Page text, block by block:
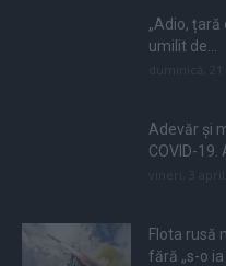
„Adio,
umilit de...
Adevăr și
COVID-19.
Flota rusă
fără „s-o ia